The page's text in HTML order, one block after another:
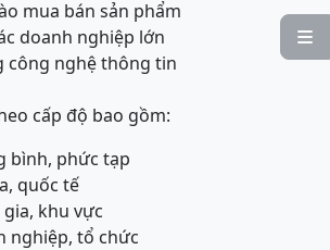

mua bán sản phẩm
doanh nghiệp lớn
công nghệ thông tin
cấp độ bao gồm:
bình, phức tạp
quốc tế
gia, khu vực
nghiệp, tổ chức